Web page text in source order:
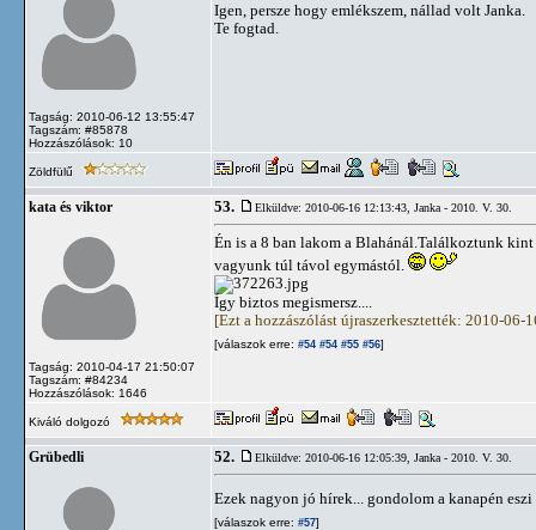
Tagság: 2010-06-12 13:55:47
Tagszám: #85878
Hozzászólások: 10
Igen, persze hogy emlékszem, nállad volt Janka.
Te fogtad.
Zöldfülű
kata és viktor
Tagság: 2010-04-17 21:50:07
Tagszám: #84234
Hozzászólások: 1646
53. Elküldve: 2010-06-16 12:13:43, Janka - 2010. V. 30.
Én is a 8 ban lakom a Blahánál.Találkoztunk
vagyunk túl távol egymástól.
Így biztos megismersz....
[Ezt a hozzászólást újraszerkesztették: 2010-06-
[válaszok erre: #54 #54 #55 #56]
Kiváló dolgozó
Grübedli 52. Elküldve: 2010-06-16 12:05:39, Janka - 2010. V. 30.
Ezek nagyon jó hírek... gondolom a kanapén
[válaszok erre: #57]